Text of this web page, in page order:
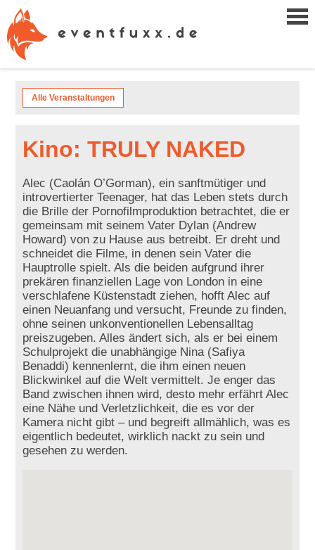
Alle Veranstaltungen
Kino: TRULY NAKED
Alec (Caolán O’Gorman), ein sanftmütiger und
introvertierter Teenager, hat das Leben stets durch
die Brille der Pornofilmproduktion betrachtet, die er
gemeinsam mit seinem Vater Dylan (Andrew
Howard) von zu Hause aus betreibt. Er dreht und
schneidet die Filme, in denen sein Vater die
Hauptrolle spielt. Als die beiden aufgrund ihrer
prekären finanziellen Lage von London in eine
verschlafene Küstenstadt ziehen, hofft Alec auf
einen Neuanfang und versucht, Freunde zu finden,
ohne seinen unkonventionellen Lebensalltag
preiszugeben. Alles ändert sich, als er bei einem
Schulprojekt die unabhängige Nina (Safiya
Benaddi) kennenlernt, die ihm einen neuen
Blickwinkel auf die Welt vermittelt. Je enger das
Band zwischen ihnen wird, desto mehr erfährt Alec
eine Nähe und Verletzlichkeit, die es vor der
Kamera nicht gibt – und begreift allmählich, was es
eigentlich bedeutet, wirklich nackt zu sein und
gesehen zu werden.